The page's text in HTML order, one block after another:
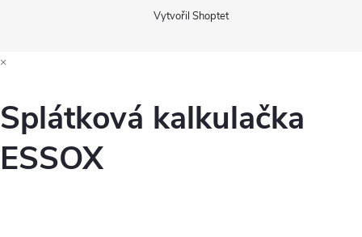
Vytvořil Shoptet
×
Splátková kalkulačka
ESSOX